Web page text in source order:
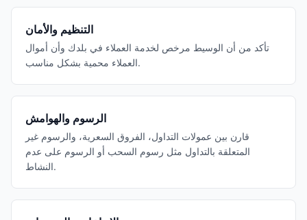
التنظيم والأمان
تأكد من أن الوسيط مرخص لخدمة العملاء في بلدك وأن أموال
العملاء محمية بشكل مناسب.
الرسوم والهوامش
قارن بين عمولات التداول، الفروق السعرية، والرسوم غير
المتعلقة بالتداول مثل رسوم السحب أو الرسوم على عدم
النشاط.